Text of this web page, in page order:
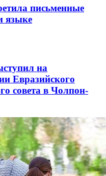
письменные
языке
на
Евразийского
совета в Чолпон-